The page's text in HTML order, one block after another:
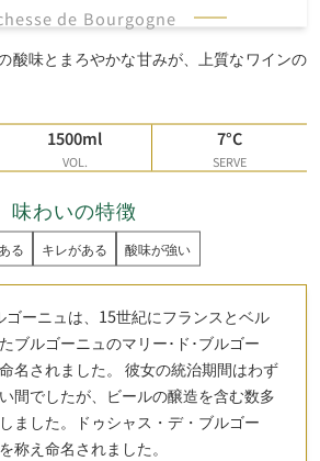
de Bourgogne
酸味とまろやかな甘みが、上質なワインの
1500ml
VOL.
7°C
SERVE
味わいの特徴
る キレがある 酸味が強い
ゴーニュは、15世紀にフランスとベル
ブルゴーニュのマリー･ド･ブルゴー
名されました。 彼女の統治期間はわず
間でしたが、ビールの醸造を含む数多
ました。ドゥシャス・デ・ブルゴー
称え命名されました。